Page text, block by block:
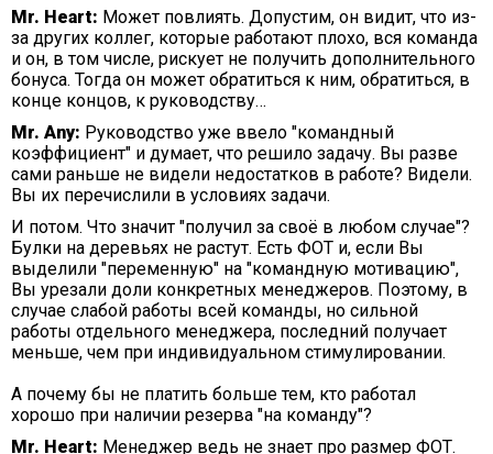
Mr. Heart: Может повлиять. Допустим, он видит, что из-
за других коллег, которые работают плохо, вся команда
и он, в том числе, рискует не получить дополнительного
бонуса. Тогда он может обратиться к ним, обратиться, в
конце концов, к руководству…
Mr. Any: Руководство уже ввело "командный
коэффициент" и думает, что решило задачу. Вы разве
сами раньше не видели недостатков в работе? Видели.
Вы их перечислили в условиях задачи.
И потом. Что значит "получил за своё в любом случае"?
Булки на деревьях не растут. Есть ФОТ и, если Вы
выделили "переменную" на "командную мотивацию",
Вы урезали доли конкретных менеджеров. Поэтому, в
случае слабой работы всей команды, но сильной
работы отдельного менеджера, последний получает
меньше, чем при индивидуальном стимулировании.
А почему бы не платить больше тем, кто работал
хорошо при наличии резерва "на команду"?
Mr. Heart: Менеджер ведь не знает про размер ФОТ.